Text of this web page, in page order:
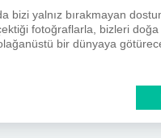
bizi yalnız bırakmayan
fotoğraflarla, bizleri doğa
bir dünyaya